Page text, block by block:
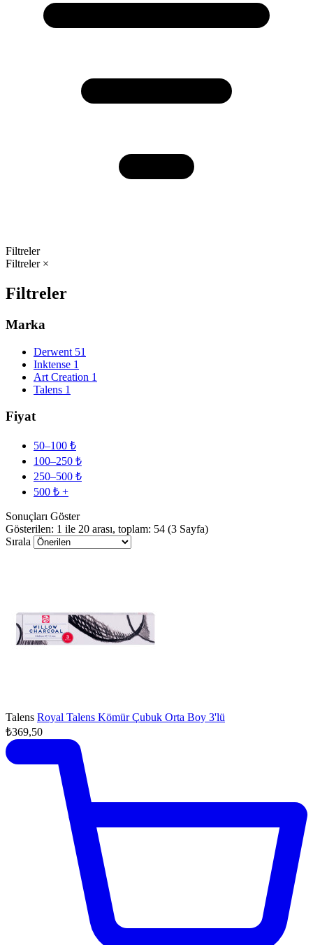
Filtreler
Filtreler ×
Filtreler
Marka
Derwent 51
Inktense 1
Art Creation 1
Talens 1
Fiyat
50–100 ₺
100–250 ₺
250–500 ₺
500 ₺ +
Sonuçları Göster
Gösterilen: 1 ile 20 arası, toplam: 54 (3 Sayfa)
Sırala
Talens Royal Talens Kömür Çubuk Orta Boy 3'lü
₺369,50